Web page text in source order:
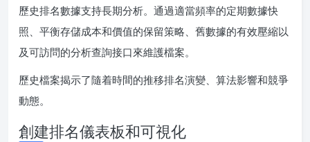
歷史排名數據支持長期分析。通過適當頻率的定期數據快
照、平衡存儲成本和價值的保留策略、舊數據的有效壓縮以
及可訪問的分析查詢接口來維護檔案。
歷史檔案揭示了隨着時間的推移排名演變、算法影響和競爭
動態。
創建排名儀表板和可視化